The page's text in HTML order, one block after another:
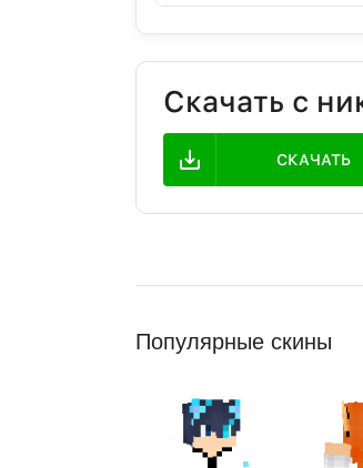
Скачать с
СКАЧАТЬ
Популярные скины